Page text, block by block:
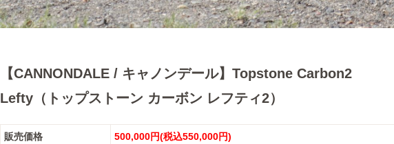
【CANNONDALE / キャノンデール】Topstone Carbon2
Lefty（トップストーン カーボン レフティ2）
販売価格 500,000円(税込550,000円)